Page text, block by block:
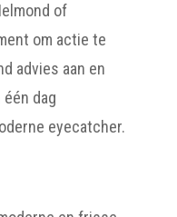
of
om actie te
advies aan en
dag
eyecatcher.